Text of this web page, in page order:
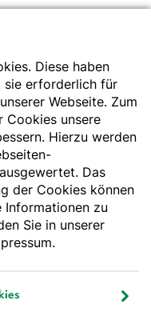
e. V.
Diese haben
sie erforderlich für
Webseite. Zum
Cookies unsere
Hierzu werden
Das
der Cookies können
Informationen zu
Sie in unserer
.